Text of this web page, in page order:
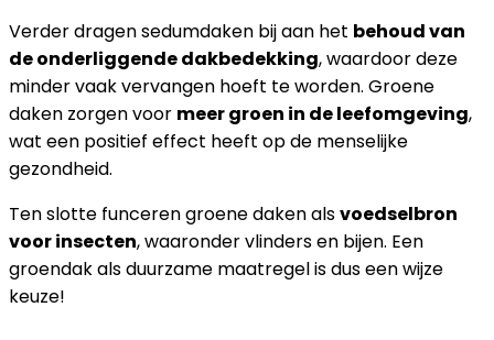
Verder dragen sedumdaken bij aan het behoud van
de onderliggende dakbedekking, waardoor deze
minder vaak vervangen hoeft te worden. Groene
daken zorgen voor meer groen in de leefomgeving,
wat een positief effect heeft op de menselijke
gezondheid.
Ten slotte funceren groene daken alsvoedselbron
voor insecten, waaronder vlinders en bijen. Een
groendak als duurzame maatregel is dus een wijze
keuze!